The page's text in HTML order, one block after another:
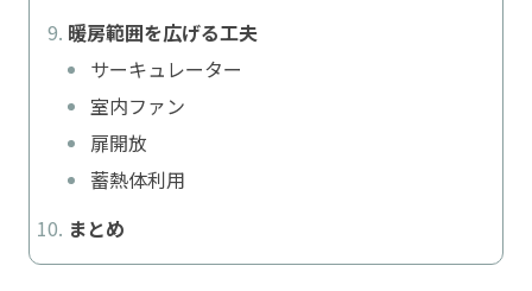
暖房範囲を広げる工夫
サーキュレーター
室内ファン
扉開放
蓄熱体利用
まとめ